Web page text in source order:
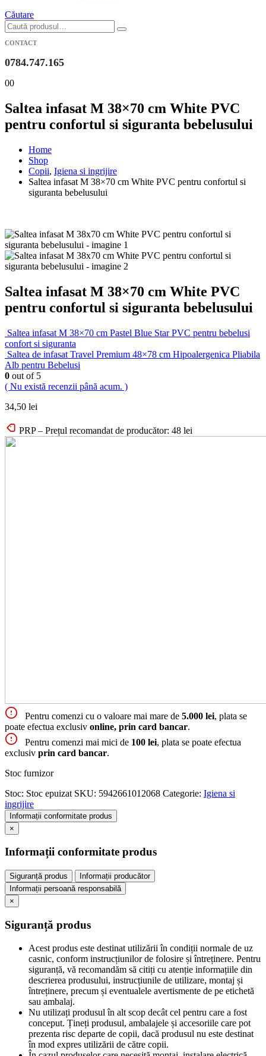
Căutare
CONTACT
0784.747.165
00
Saltea infasat M 38×70 cm White PVC
pentru confortul si siguranta bebelusului
Home
Shop
Copii, Igiena si ingrijire
Saltea infasat M 38×70 cm White PVC pentru confortul si
siguranta bebelusului
Saltea infasat M 38×70 cm White PVC
pentru confortul si siguranta bebelusului
Saltea infasat M 38×70 cm Pastel Blue Star PVC pentru bebelusi
confort si siguranta
Saltea de infasat Travel Premium 48×78 cm Hipoalergenica Pliabila
Alb pentru Bebelusi
0 out of 5
( Nu există recenzii până acum. )
34,50 lei
PRP – Prețul recomandat de producător: 48 lei
Pentru comenzi cu o valoare mai mare de 5.000 lei, plata se
poate efectua exclusiv online, prin card bancar.
Pentru comenzi mai mici de 100 lei, plata se poate efectua
exclusiv prin card bancar.
Stoc furnizor
Stoc: Stoc epuizat SKU: 5942661012068 Categorie: Igiena si
ingrijire
Informații conformitate produs
×
Informații conformitate produs
Siguranță produs
Informații producător
Informații persoană responsabilă
×
Siguranță produs
Acest produs este destinat utilizării în condiții normale de uz
casnic, conform instrucțiunilor de folosire și întreținere. Pentru
siguranță, vă recomandăm să citiți cu atenție informațiile din
descrierea produsului, instrucțiunile de utilizare, montaj și
întreținere, precum și eventualele avertismente de pe etichetă
sau ambalaj.
Nu utilizați produsul în alt scop decât cel pentru care a fost
conceput. Țineți produsul, ambalajele și accesoriile care pot
prezenta risc departe de copii, dacă produsul nu este destinat
în mod expres utilizării de către copii.